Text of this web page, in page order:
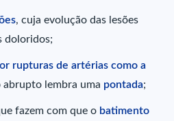
, cuja evolução das lesões
doloridos;
rupturas de artérias como a
lembra uma pontada;
fazem com que o batimento